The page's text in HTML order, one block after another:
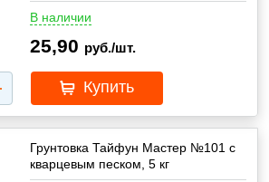
В наличии
25,90 руб./шт.
Купить
Грунтовка Тайфун Мастер №101 с
кварцевым песком, 5 кг